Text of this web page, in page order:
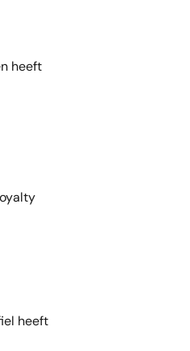
heeft
heeft